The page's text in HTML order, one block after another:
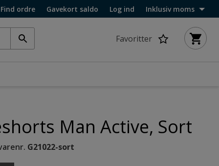
Find ordre Gavekort saldo Log ind Inklusiv moms
Favoritter
Man Active, Sort
G21022-sort